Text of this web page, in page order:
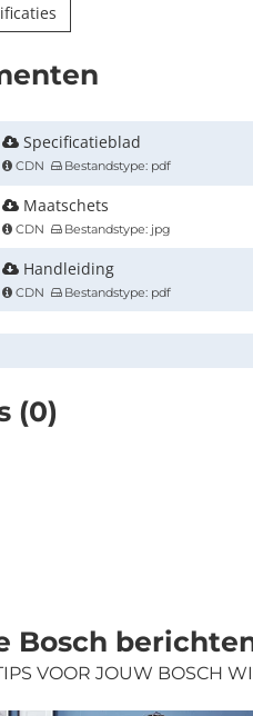
Specificatieblad
CDN Bestandstype: pdf
Maatschets
CDN Bestandstype: jpg
Handleiding
CDN Bestandstype: pdf
(0)
Bosch
VOOR JOUW BOSCH